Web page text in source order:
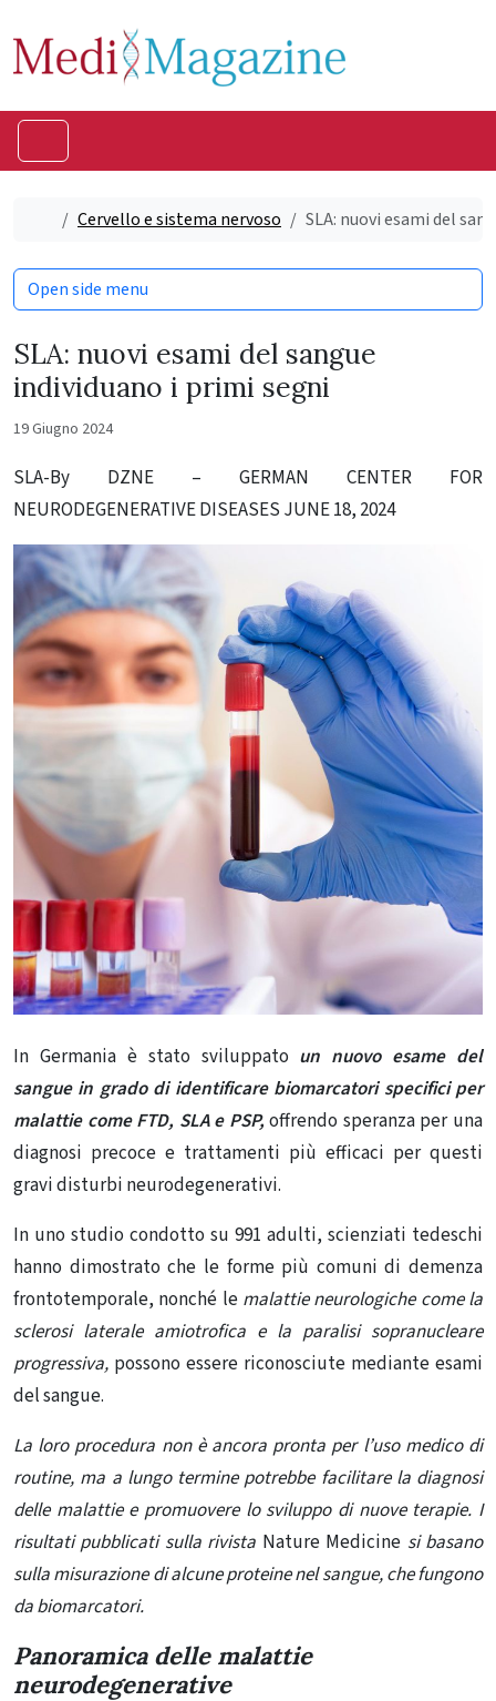
Home
Cervello e sistema nervoso SLA: nuovi esami del
SLA: nuovi esami del sangue
individuano i primi segni
19 Giugno 2024
SLA-By
DZNE – GERMAN CENTER FOR
NEURODEGENERATIVE DISEASES JUNE 18, 2024
In Germania è stato sviluppato un nuovo esame del
sangue in grado di identificare biomarcatori specifici per
malattie come FTD, SLA e PSP, offrendo speranza per una
diagnosi precoce e trattamenti più efficaci per questi
gravi disturbi neurodegenerativi.
In uno studio condotto su 991 adulti, scienziati tedeschi
hanno dimostrato che le forme più comuni di demenza
frontotemporale, nonché le malattie neurologiche come la
sclerosi laterale amiotrofica e la paralisi sopranucleare
progressiva, possono essere riconosciute mediante esami
del sangue.
La loro procedura non è ancora pronta per l’uso medico di
routine, ma a lungo termine potrebbe facilitare la diagnosi
delle malattie e promuovere lo sviluppo di nuove terapie. I
risultati pubblicati sulla rivista Nature Medicine si basano
sulla misurazione di alcune proteine ​​nel sangue, che fungono
da biomarcatori.
Panoramica delle malattie
neurodegenerative
Open side menu